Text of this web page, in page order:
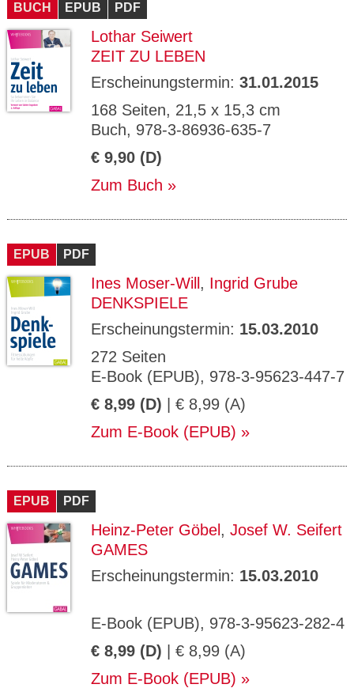
BUCH EPUB PDF
Lothar Seiwert
ZEIT ZU LEBEN
Erscheinungstermin: 31.01.2015
168 Seiten, 21,5 x 15,3 cm
Buch, 978-3-86936-635-7
€ 9,90 (D)
Zum Buch
EPUB PDF
Ines Moser-Will , Ingrid Grube
DENKSPIELE
Erscheinungstermin: 15.03.2010
272 Seiten
E-Book (EPUB), 978-3-95623-447-7
€ 8,99 (D) | € 8,99 (A)
Zum E-Book (EPUB)
EPUB PDF
Heinz-Peter Göbel , Josef W. Seifert
GAMES
Erscheinungstermin: 15.03.2010
E-Book (EPUB), 978-3-95623-282-4
€ 8,99 (D) | € 8,99 (A)
Zum E-Book (EPUB)